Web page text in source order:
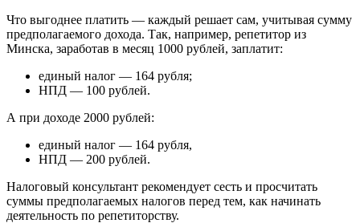
Что выгоднее платить — каждый решает сам, учитывая сумму
предполагаемого дохода. Так, например, репетитор из
Минска, заработав в месяц 1000 рублей, заплатит:
единый налог — 164 рубля;
НПД — 100 рублей.
А при доходе 2000 рублей:
единый налог — 164 рубля,
НПД — 200 рублей.
Налоговый консультант рекомендует сесть и просчитать
суммы предполагаемых налогов перед тем, как начинать
деятельность по репетиторству.